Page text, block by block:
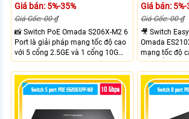
Giá bán: 5%-35%
Giá Gốc: 00 ₫
📸 Switch PoE Omada S206X-M2 6
Port là giải pháp mạng tốc độ cao
với 5 cổng 2.5GE và 1 cổng 10G
SFP+, đáp ứng nhu cầu truyền tải
dữ liệu lớn sở hữu băng thông
chuyển mạch 45Gbps cùng tốc độ
chuyển tiếp 33.48Mpps, mang lại
nghiệp văn phòng và hệ thống
Giá bán: 5%-
Giá Gốc: 00 ₫
🎥 Switch
Omada
mạng tốc độ
và 2 cổng
cầu truyền tải
băng thông
tốc độ
mang lại kết
doanh nghiệp